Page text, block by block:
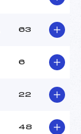
63
6
22
48